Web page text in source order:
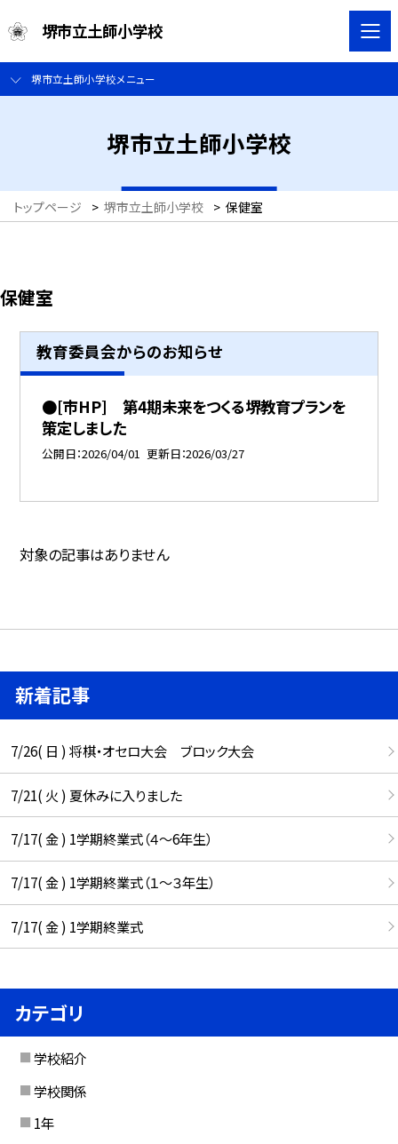
堺市立土師小学校
堺市立土師小学校メニュー
堺市立土師小学校
トップページ > 堺市立土師小学校 > 保健室
保健室
教育委員会からのお知らせ
●[市HP] 第4期未来をつくる堺教育プランを
策定しました
公開日 2026/04/01 更新日 2026/03/27
対象の記事はありません
新着記事
7/26( 日 ) 将棋・オセロ大会 ブロック大会
7/21( 火 ) 夏休みに入りました
7/17( 金 ) 1学期終業式（４～6年生）
7/17( 金 ) 1学期終業式（１～３年生）
7/17( 金 ) 1学期終業式
カテゴリ
学校紹介
学校関係
1年